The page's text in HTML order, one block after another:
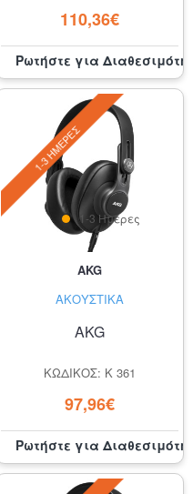
110,36€
Ρωτήστε για
1-3 ΗΜΈΡΕΣ
AKG
ΑΚΟΥΣΤΙΚΆ
AKG
ΚΩΔΙΚΌΣ: K 361
97,96€
1-3 Ημέρες
Ρωτήστε για